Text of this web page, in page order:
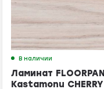
В наличии
Ламинат FLOORPAN
Kastamonu CHERRY